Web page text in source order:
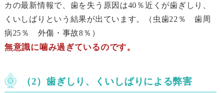
カの最新情報で、歯を失う原因は40％近くが歯ぎしり、
くいしばりという結果が出ています。（虫歯22％ 歯周
病25％ 外傷・事故8％）
無意識に噛み過ぎているのです。
（2）歯ぎしり、くいしばりによる弊害